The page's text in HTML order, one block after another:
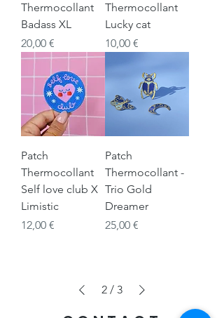
Thermocollant
Badass XL
Prix
20,00 €
Thermocollant
Lucky cat
Prix
10,00 €
Patch
Thermocollant
Self love club X
Limistic
Prix
12,00 €
Patch
Thermocollant -
Trio Gold
Dreamer
Prix
25,00 €
2 / 3